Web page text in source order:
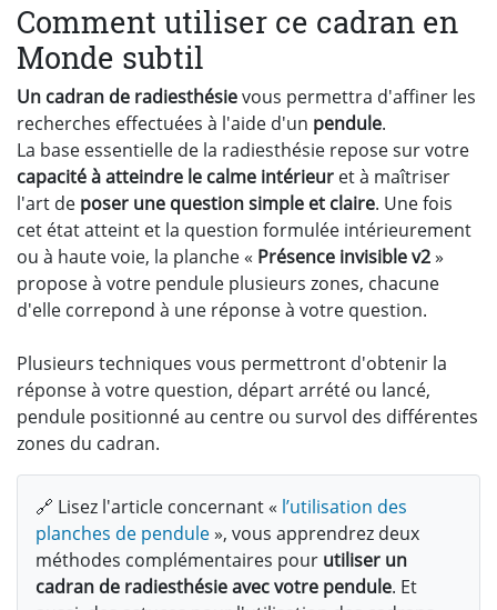
Comment utiliser ce cadran en
Monde subtil
Un cadran de radiesthésievous permettra d'affiner les
recherches effectuées à l'aide d'un pendule.
La base essentielle de la radiesthésie repose sur votre
capacité à atteindre le calme intérieur et à maîtriser
l'art de poser une question simple et claire. Une fois
cet état atteint et la question formulée intérieurement
ou à haute voie, la planche « Présence invisible v2»
propose à votre pendule plusieurs zones, chacune
d'elle correpond à une réponse à votre question.
Plusieurs techniques vous permettront d'obtenir la
réponse à votre question, départ arrété ou lancé,
pendule positionné au centre ou survol des différentes
zones du cadran.
🔗 Lisez l'article concernant « l’utilisation des
planches de pendule», vous apprendrez deux
méthodes complémentaires pour utiliser un
cadran de radiesthésie avec votre pendule. Et